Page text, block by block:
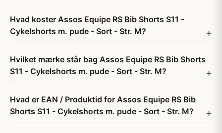
Hvad koster Assos Equipe RS Bib Shorts S11 -
Cykelshorts m. pude - Sort - Str. M?
Hvilket mærke står bag Assos Equipe RS Bib Shorts
S11 - Cykelshorts m. pude - Sort - Str. M?
Hvad er EAN / Produktid for Assos Equipe RS Bib
Shorts S11 - Cykelshorts m. pude - Sort - Str. M?